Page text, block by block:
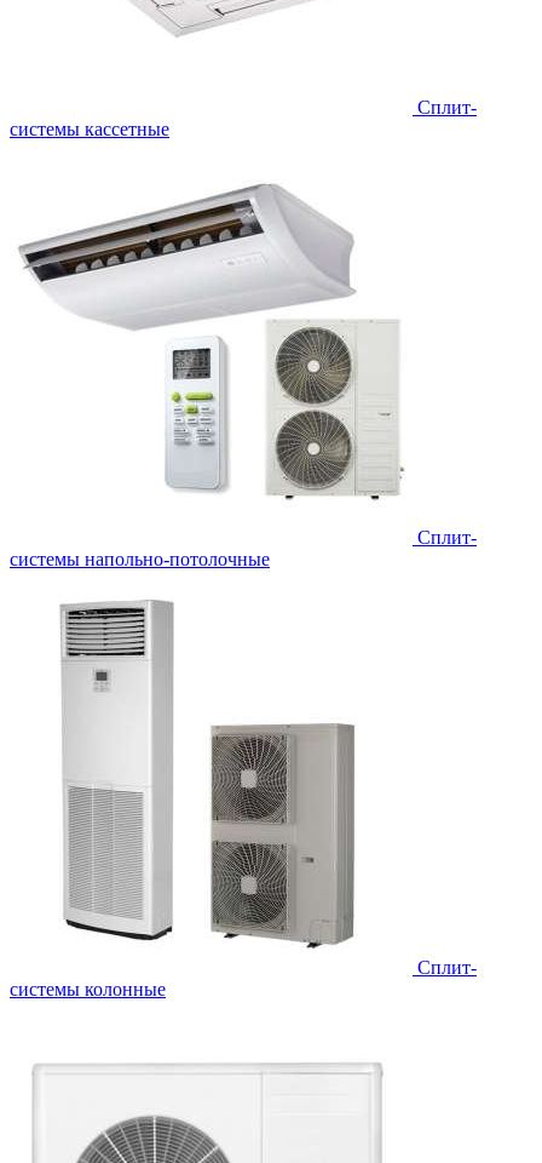
Сплит-
системы кассетные
Сплит-
системы напольно-потолочные
Cплит-
системы колонные